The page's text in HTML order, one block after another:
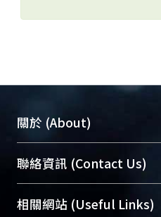
關於 (About)
臺大位居世界頂尖大學
展現本校豐碩的研究成
機構典藏（NTUR）與學
聯絡資訊 (Contact Us)
總館學科館員(Main Library)
相關網站 (Useful Links)